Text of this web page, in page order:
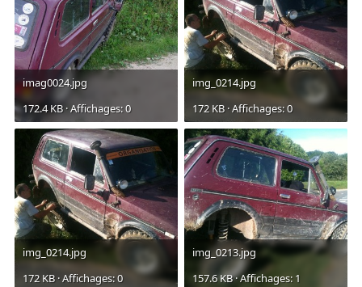
imag0024.jpg
172.4 KB · Affichages: 0
img_0214.jpg
172 KB · Affichages: 0
img_0214.jpg
172 KB · Affichages: 0
img_0213.jpg
157.6 KB · Affichages: 1